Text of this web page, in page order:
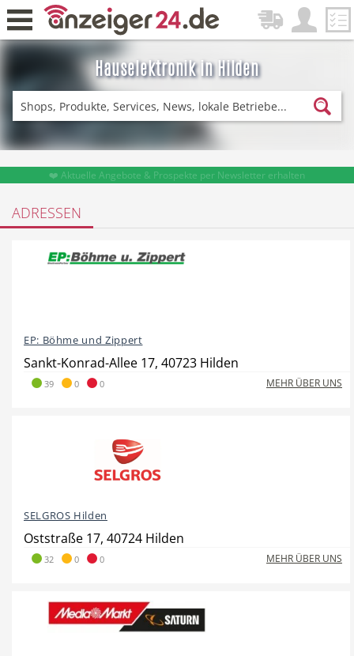
Hauselektronik in Hilden
Zurück
Fitness & Sport Lieferservice
Einkaufen DE-News
News
Auto
Sport & Freizeit Gesundheit
❤️ Aktuelle Angebote & Prospekte per Newsletter erhalten
ADRESSEN
EP: Böhme und Zippert
Sankt-Konrad-Allee 17, 40723 Hilden
39 0 0 MEHR ÜBER UNS
SELGROS Hilden
Oststraße 17, 40724 Hilden
32 0 0 MEHR ÜBER UNS